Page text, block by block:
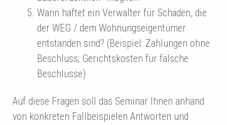
Wann haftet ein Verwalter für Schäden, die
der WEG / dem Wohnungseigentümer
entstanden sind? (Beispiel: Zahlungen ohne
Beschluss; Gerichtskosten für falsche
Beschlüsse)
Auf diese Fragen soll das Seminar Ihnen anhand
von konkreten Fallbeispielen Antworten und